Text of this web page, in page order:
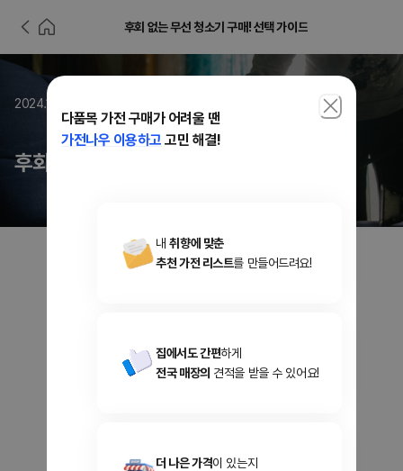
후회 없는 무선 청소기 구매! 선택 가이드
2024.12.18
후회 없는 무선 청소기 구매! 선택 가이드
다품목 가전 구매가 어려울 땐
가전나우 이용하고 고민 해결!
내취향에 맞춘
추천 가전 리스트를 만들어드려요!
집에서도 간편하게
전국 매장의 견적을 받을 수 있어요!
더 나은 가격이 있는지